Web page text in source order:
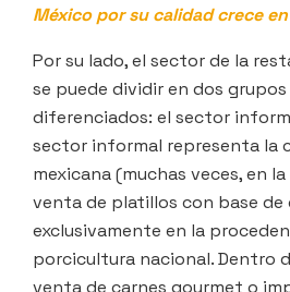
México por su calidad crece
Por su lado, el sector de la
se puede dividir en dos
diferenciados: el sector
sector informal representa la
mexicana (muchas veces, en
venta de platillos con base de
exclusivamente en la
porcicultura nacional. Dentro
venta de carnes gourmet o